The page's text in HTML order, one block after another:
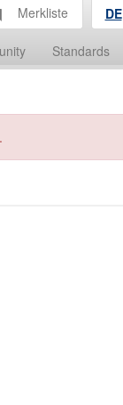
Standards
Merkliste DE